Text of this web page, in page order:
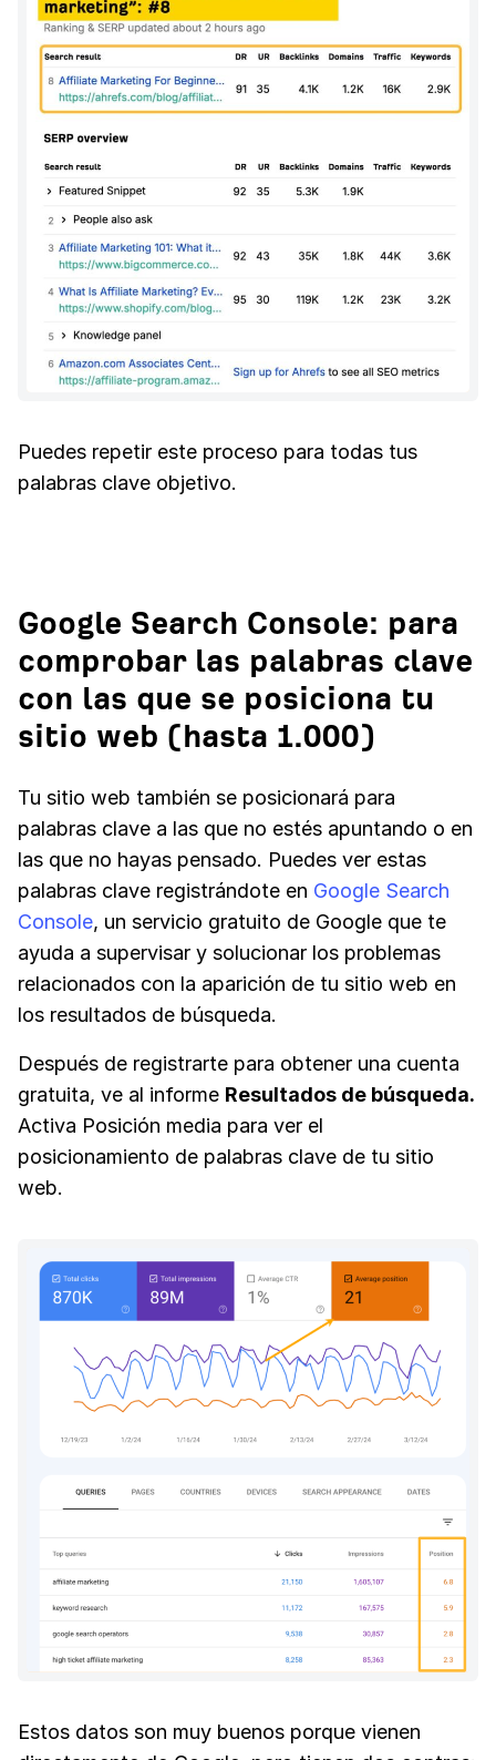
Puedes repetir este proceso para todas tus
palabras clave objetivo.
Google Search Console: para
comprobar las palabras clave
con las que se posiciona tu
sitio web (hasta 1.000)
Tu sitio web también se posicionará para
palabras clave a las que no estés apuntando o en
las que no hayas pensado. Puedes ver estas
palabras clave registrándote en Google Search
Console, un servicio gratuito de Google que te
ayuda a supervisar y solucionar los problemas
relacionados con la aparición de tu sitio web en
los resultados de búsqueda.
Después de registrarte para obtener una cuenta
gratuita, ve al informe Resultados de búsqueda.
Activa Posición media para ver el
posicionamiento de palabras clave de tu sitio
web.
Estos datos son muy buenos porque vienen